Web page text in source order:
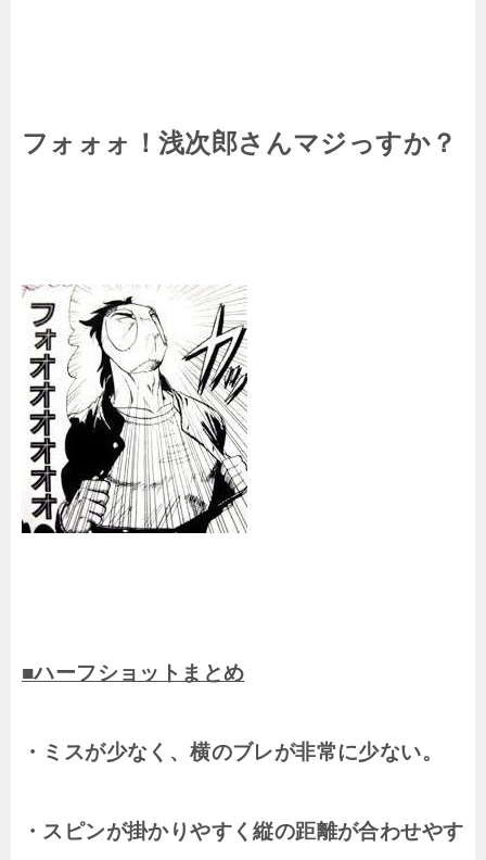
フォォォ！浅次郎さんマジっすか？
■ハーフショットまとめ
・ミスが少なく、横のブレが非常に少ない。
・スピンが掛かりやすく縦の距離が合わせやす